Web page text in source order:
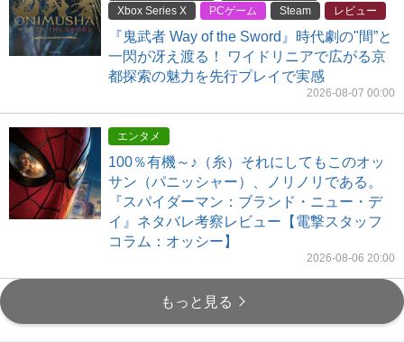
Xbox Series X
PCゲーム Steam レビュー
『鬼武者 Way of the Sword』時代劇の"間”と
一閃が冴え渡る！ ワイドリニアで広がる京
都探索の魅力を先行プレイで実感
2026-08-07 00:00
エンタメ
100％有機～♪（糸）それにしてもこのオッ
サン（パニッシャー）、ノリノリである。
『スパイダーマン：ブランド・ニュー・デ
イ』ネタバレ考察レビュー【電撃スタッフ
コラム：オッシー】
2026-08-06 20:00
もっと見る